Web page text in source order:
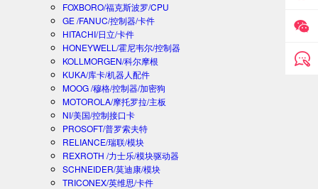
FOXBORO/福克斯波罗/CPU
GE /FANUC/控制器/卡件
HITACHI/日立/卡件
HONEYWELL/霍尼韦尔/控制器
KOLLMORGEN/科尔摩根
KUKA/库卡/机器人配件
MOOG /穆格/控制器/加密狗
MOTOROLA/摩托罗拉/主板
NI/美国/控制接口卡
PROSOFT/普罗索夫特
RELIANCE/瑞联/模块
REXROTH /力士乐/模块驱动器
SCHNEIDER/莫迪康/模块
TRICONEX/英维思/卡件